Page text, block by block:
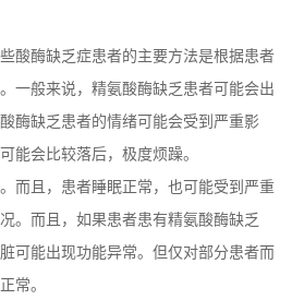
酸酶缺乏症患者的主要方法是根据患者
一般来说，精氨酸酶缺乏患者可能会出
酶缺乏患者的情绪可能会受到严重影
能会比较落后，极度烦躁。
而且，患者睡眠正常，也可能受到严重
。而且，如果患者患有精氨酸酶缺乏
可能出现功能异常。但仅对部分患者而
常。